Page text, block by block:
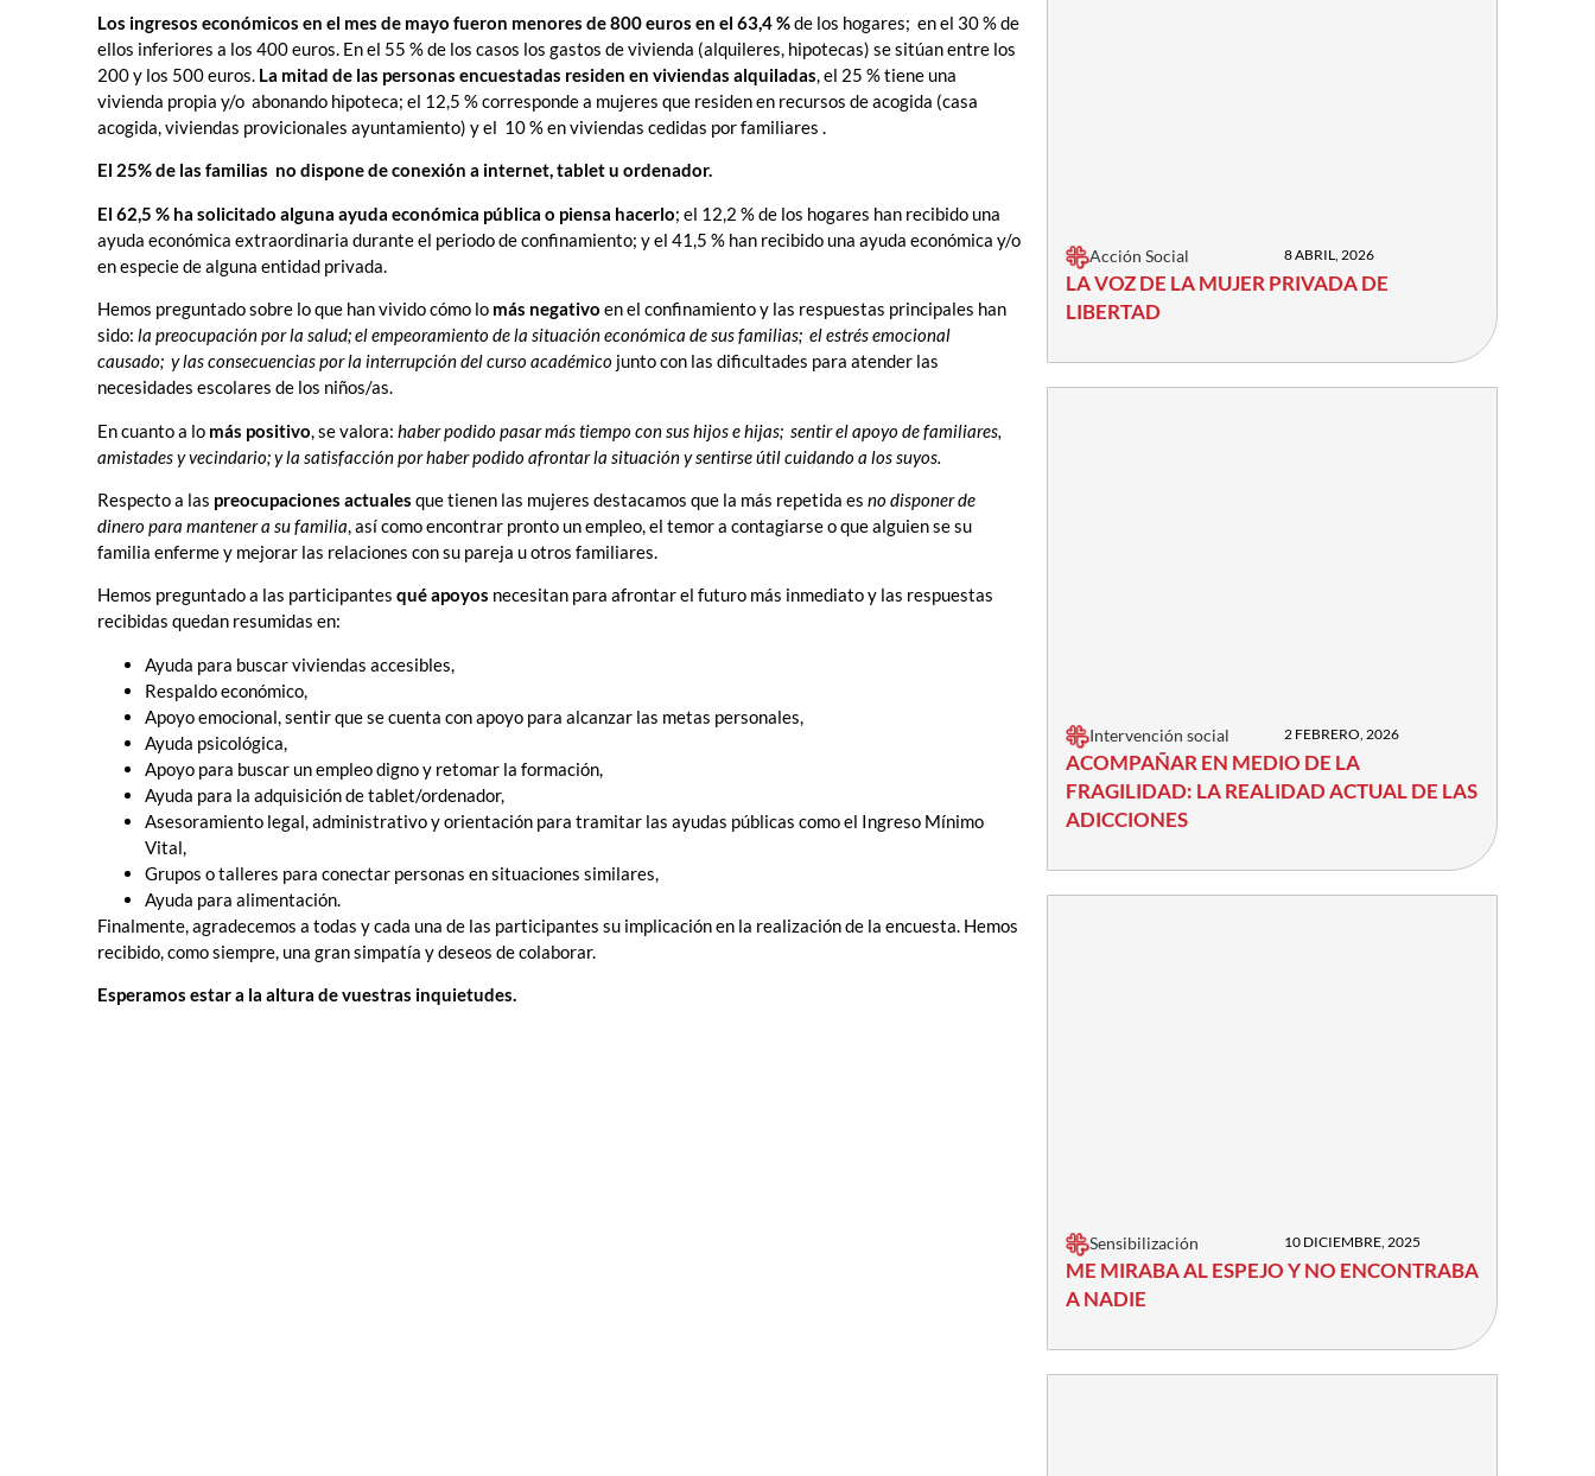
Los ingresos económicos en el mes de mayo fueron menores de 800 euros en el 63,4 %de los hogares; en el 30 % de
ellos inferiores a los 400 euros. En el 55 % de los casos los gastos de vivienda (alquileres, hipotecas) se sitúan entre los
200 y los 500 euros. La mitad de las personas encuestadas residen en viviendas alquiladas, el 25 % tiene una
vivienda propia y/o abonando hipoteca; el 12,5 % corresponde a mujeres que residen en recursos de acogida (casa
acogida, viviendas provicionales ayuntamiento) y el 10 % en viviendas cedidas por familiares .
El 25% de las familias no dispone de conexión a internet, tablet u ordenador.
El 62,5 % ha solicitado alguna ayuda económica pública o piensa hacerlo; el 12,2 % de los hogares han recibido una
ayuda económica extraordinaria durante el periodo de confinamiento; y el 41,5 % han recibido una ayuda económica y/o
en especie de alguna entidad privada.
Hemos preguntado sobre lo que han vivido cómo lo más negativo en el confinamiento y las respuestas principales han
sido: la preocupación por la salud; el empeoramiento de la situación económica de sus familias; el estrés emocional
causado; y las consecuencias por la interrupción del curso académico junto con las dificultades para atender las
necesidades escolares de los niños/as.
En cuantoa lo más positivo, se valora: haber podido pasar más tiempo con sus hijos e hijas; sentir el apoyo de familiares,
amistades y vecindario; y la satisfacción por haber podido afrontar la situación y sentirse útil cuidando a los suyos.
Respecto a las preocupaciones actuales que tienen las mujeres destacamos que la más repetida es no disponer de
dinero para mantener a su familia, así como encontrar pronto un empleo, el temor a contagiarse o que alguien se su
familia enferme y mejorar las relaciones con su pareja u otros familiares.
Hemos preguntado a las participantes qué apoyos necesitan para afrontar el futuro más inmediato y las respuestas
recibidas quedan resumidas en:
Ayuda para buscar viviendas accesibles,
Respaldo económico,
Apoyo emocional, sentir que se cuenta con apoyo para alcanzar las metas personales,
Ayuda psicológica,
Apoyo para buscar un empleo digno y retomar la formación,
Ayuda para la adquisición de tablet/ordenador,
Asesoramiento legal, administrativo y orientación para tramitar las ayudas públicas como el Ingreso Mínimo
Vital,
Grupos o talleres para conectar personas en situaciones similares,
Ayuda para alimentación.
Finalmente, agradecemos a todas y cada una de las participantes su implicación en la realización de la encuesta. Hemos
recibido, como siempre, una gran simpatía y deseos de colaborar.
Esperamos estar a la altura de vuestras inquietudes.
Acción Social 8 ABRIL, 2026
LA VOZ DE LA MUJER PRIVADA DE
LIBERTAD
Intervención social 2 FEBRERO, 2026
ACOMPAÑAR EN MEDIO DE LA
FRAGILIDAD: LA REALIDAD ACTUAL DE LAS
ADICCIONES
Sensibilización 10 DICIEMBRE, 2025
ME MIRABA AL ESPEJO Y NO ENCONTRABA
A NADIE